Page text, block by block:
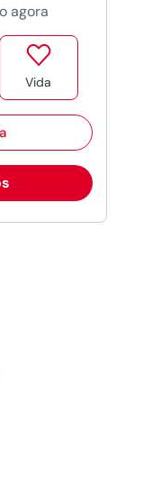
agora

Vida